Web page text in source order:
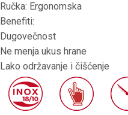
Ručka: Ergonomska
Benefiti:
Dugovečnost
Ne menja ukus hrane
Lako održavanje i čišćenje